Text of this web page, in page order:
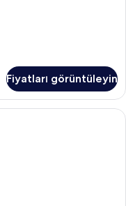
Fiyatları görüntüleyin